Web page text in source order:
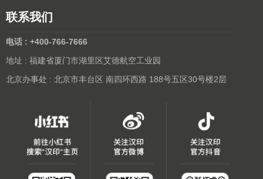
联系我们
电话 : +400-766-7666
地址 : 福建省厦门市湖里区艾德航空工业园
北京办事处 : 北京市丰台区 南四环西路 188号五区30号楼2层